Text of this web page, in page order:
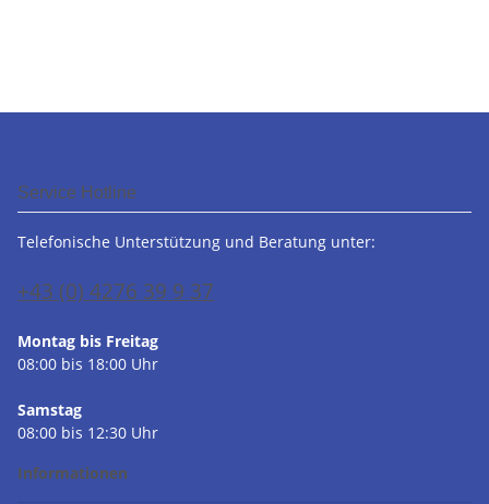
Service Hotline
Telefonische Unterstützung und Beratung unter:
+43 (0) 4276 39 9 37
Montag bis Freitag
08:00 bis 18:00 Uhr
Samstag
08:00 bis 12:30 Uhr
Informationen